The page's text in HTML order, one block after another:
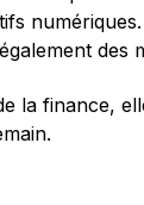
des
la finance,